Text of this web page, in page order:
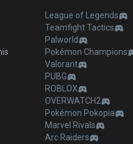
League of Legends
Teamfight Tactics
Palworld
Pokémon Champions
Valorant
PUBG
ROBLOX
OVERWATCH2
Pokémon Pokopia
Marvel Rivals
Arc Raiders